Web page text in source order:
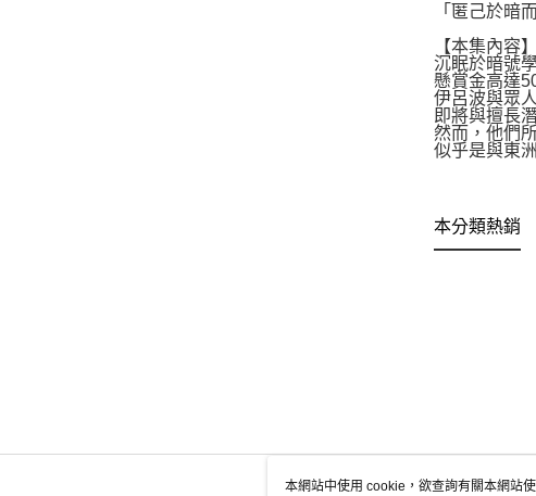
「匿己於暗
【本集內容】
沉眠於暗號
懸賞金高達
伊呂波與眾
即將與擅長
然而，他們
似乎是與東
本分類熱銷
本網站中使用 cookie，欲查詢有關本網站